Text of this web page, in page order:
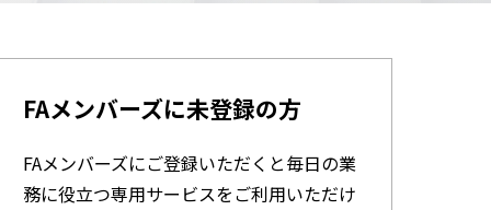
FAメンバーズに未登録の方
FAメンバーズにご登録いただくと毎日の業
務に役立つ専用サービスをご利用いただけ